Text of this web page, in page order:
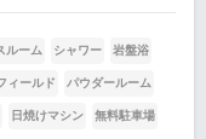
ルーム シャワー 岩盤浴
ィールド パウダールーム
日焼けマシン 無料駐車場